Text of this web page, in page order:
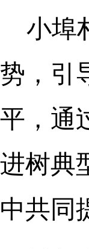
小埠
势，引
平，通
进树典
中共同